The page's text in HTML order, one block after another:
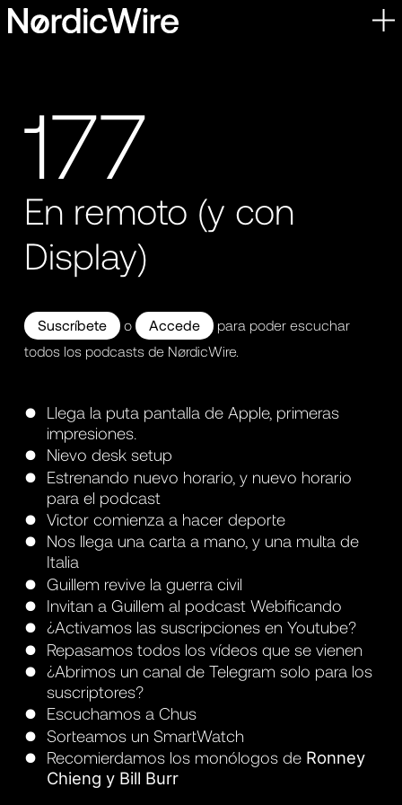
Skip
to
177
En remoto (y con
Display)
Suscríbete o Accede
para poder escuchar
todos los podcasts de NørdicWire.
Llega la puta pantalla de Apple, primeras
impresiones.
Nievo desk setup
Estrenando nuevo horario, y nuevo horario
para el podcast
Victor comienza a hacer deporte
Nos llega una carta a mano, y una multa de
Italia
Guillem revive la guerra civil
Invitan a Guillem al podcast Webificando
¿Activamos las suscripciones en Youtube?
Repasamos todos los vídeos que se vienen
¿Abrimos un canal de Telegram solo para los
suscriptores?
Escuchamos a Chus
Sorteamos un SmartWatch
Recomierdamos los monólogos de Ronney
Chieng y Bill Burr